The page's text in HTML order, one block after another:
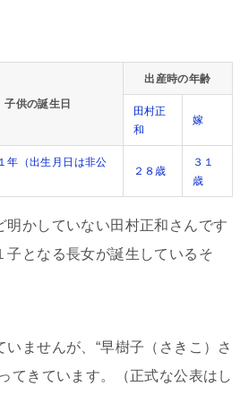
子供の誕生日
出産時の年齢
田村正
和
嫁
年（出生月日は非公
２８歳
３１
歳
明かしていない田村正和さんです
子となる長女が誕生しているそ
ませんが、“早樹子（さきこ）さ
てきています。（正式な公表はし